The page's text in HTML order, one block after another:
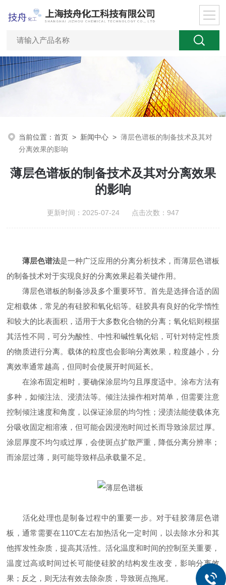
当前位置：首页 > 新闻中心 >薄层色谱板的制备技术及其对
分离效果的影响
薄层色谱板的制备技术及其对分离效果
的影响
更新时间：2025-07-24 点击次数：947
薄层色谱法是一种广泛应用的分离分析技术，而薄层色谱板
的制备技术对于实现良好的分离效果起着关键作用。
薄层色谱板的制备涉及多个重要环节。首先是选择合适的固
定相载体，常见的有硅胶和氧化铝等。硅胶具有良好的化学惰性
和较大的比表面积，适用于大多数化合物的分离；氧化铝则根据
其活性不同，可分为酸性、中性和碱性氧化铝，可针对特定性质
的物质进行分离。载体的粒度也会影响分离效果，粒度越小，分
离效率通常越高，但同时会使展开时间延长。
在涂布固定相时，要确保涂层均匀且厚度适中。涂布方法有
多种，如倾注法、浸渍法等。倾注法操作相对简单，但需要注意
控制倾注速度和角度，以保证涂层的均匀性；浸渍法能使载体充
分吸收固定相溶液，但可能会因浸泡时间过长而导致涂层过厚。
涂层厚度不均匀或过厚，会使斑点扩散严重，降低分离分辨率；
而涂层过薄，则可能导致样品承载量不足。
活化处理也是制备过程中的重要一步。对于硅胶薄层色谱
板，通常需要在110℃左右加热活化一定时间，以去除水分和其
他挥发性杂质，提高其活性。活化温度和时间的控制至关重要，
温度过高或时间过长可能使硅胶的结构发生改变，影响分离效
果；反之，则无法有效去除杂质，导致斑点拖尾。